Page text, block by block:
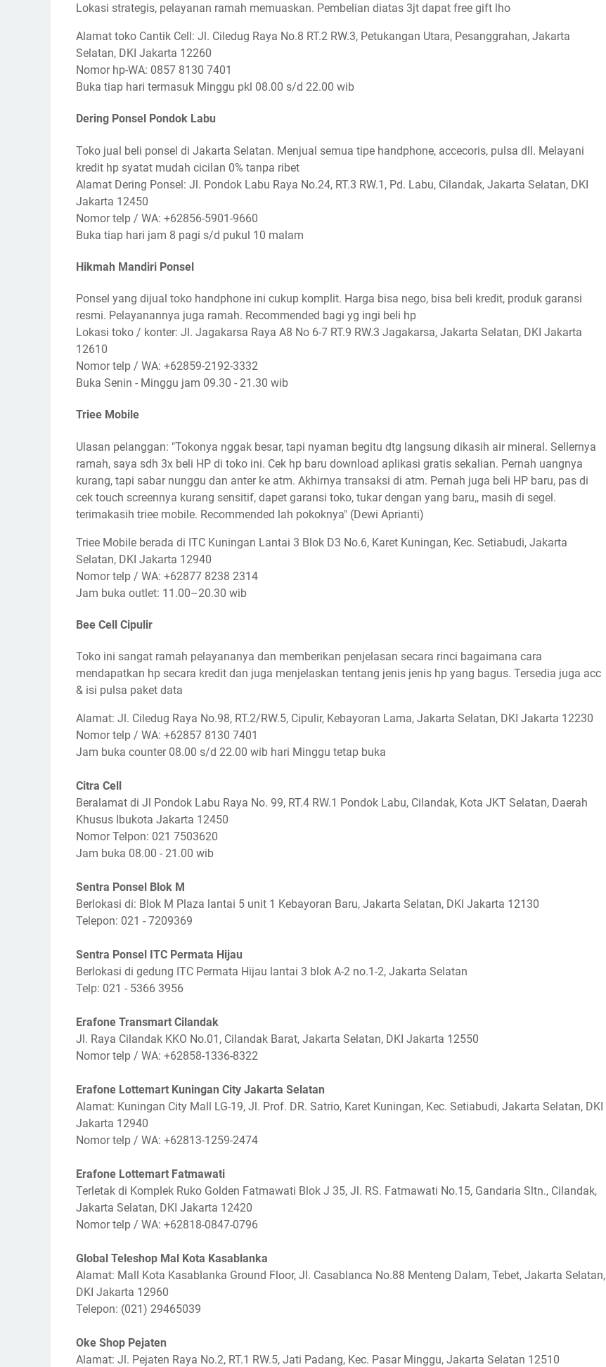
Lokasi strategis, pelayanan ramah memuaskan. Pembelian diatas 3jt dapat free gift lho
Alamat toko Cantik Cell: Jl. Ciledug Raya No.8 RT.2 RW.3, Petukangan Utara, Pesanggrahan, Jakarta
Selatan, DKI Jakarta 12260
Nomor hp-WA: 0857 8130 7401
Buka tiap hari termasuk Minggu pkl 08.00 s/d 22.00 wib
Dering Ponsel Pondok Labu
Toko jual beli ponsel di Jakarta Selatan. Menjual semua tipe handphone, accecoris, pulsa dll. Melayani
kredit hp syatat mudah cicilan 0% tanpa ribet
Alamat Dering Ponsel: Jl. Pondok Labu Raya No.24, RT.3 RW.1, Pd. Labu, Cilandak, Jakarta Selatan, DKI
Jakarta 12450
Nomor telp / WA: +62856-5901-9660
Buka tiap hari jam 8 pagi s/d pukul 10 malam
Hikmah Mandiri Ponsel
Ponsel yang dijual toko handphone ini cukup komplit. Harga bisa nego, bisa beli kredit, produk garansi
resmi. Pelayanannya juga ramah. Recommended bagi yg ingi beli hp
Lokasi toko / konter: Jl. Jagakarsa Raya A8 No 6-7 RT.9 RW.3 Jagakarsa, Jakarta Selatan, DKI Jakarta
12610
Nomor telp / WA: +62859-2192-3332
Buka Senin - Minggu jam 09.30 - 21.30 wib
Triee Mobile
Ulasan pelanggan: "Tokonya nggak besar, tapi nyaman begitu dtg langsung dikasih air mineral. Sellernya
ramah, saya sdh 3x beli HP di toko ini. Cek hp baru download aplikasi gratis sekalian. Pernah uangnya
kurang, tapi sabar nunggu dan anter ke atm. Akhirnya transaksi di atm. Pernah juga beli HP baru, pas di
cek touch screennya kurang sensitif, dapet garansi toko, tukar dengan yang baru,, masih di segel.
terimakasih triee mobile. Recommended lah pokoknya" (Dewi Aprianti)
Triee Mobile berada di ITC Kuningan Lantai 3 Blok D3 No.6, Karet Kuningan, Kec. Setiabudi, Jakarta
Selatan, DKI Jakarta 12940
Nomor telp / WA: +62877 8238 2314
Jam buka outlet: 11.00–20.30 wib
Bee Cell Cipulir
Toko ini sangat ramah pelayananya dan memberikan penjelasan secara rinci bagaimana cara
mendapatkan hp secara kredit dan juga menjelaskan tentang jenis jenis hp yang bagus. Tersedia juga acc
& isi pulsa paket data
Alamat: Jl. Ciledug Raya No.98, RT.2/RW.5, Cipulir, Kebayoran Lama, Jakarta Selatan, DKI Jakarta 12230
Nomor telp / WA: +62857 8130 7401
Jam buka counter 08.00 s/d 22.00 wib hari Minggu tetap buka
Citra Cell
Beralamat di Jl Pondok Labu Raya No. 99, RT.4 RW.1 Pondok Labu, Cilandak, Kota JKT Selatan, Daerah
Khusus Ibukota Jakarta 12450
Nomor Telpon: 021 7503620
Jam buka 08.00 - 21.00 wib
Sentra Ponsel Blok M
Berlokasi di: Blok M Plaza lantai 5 unit 1 Kebayoran Baru, Jakarta Selatan, DKI Jakarta 12130
Telepon: 021 - 7209369
Sentra Ponsel ITC Permata Hijau
Berlokasi di gedung ITC Permata Hijau lantai 3 blok A-2 no.1-2, Jakarta Selatan
Telp: 021 - 5366 3956
Erafone Transmart Cilandak
Jl. Raya Cilandak KKO No.01, Cilandak Barat, Jakarta Selatan, DKI Jakarta 12550
Nomor telp / WA: +62858-1336-8322
Erafone Lottemart Kuningan City Jakarta Selatan
Alamat: Kuningan City Mall LG-19, Jl. Prof. DR. Satrio, Karet Kuningan, Kec. Setiabudi, Jakarta Selatan, DKI
Jakarta 12940
Nomor telp / WA: +62813-1259-2474
Erafone Lottemart Fatmawati
Terletak di Komplek Ruko Golden Fatmawati Blok J 35, Jl. RS. Fatmawati No.15, Gandaria Sltn., Cilandak,
Jakarta Selatan, DKI Jakarta 12420
Nomor telp / WA: +62818-0847-0796
Global Teleshop Mal Kota Kasablanka
Alamat: Mall Kota Kasablanka Ground Floor, Jl. Casablanca No.88 Menteng Dalam, Tebet, Jakarta Selatan,
DKI Jakarta 12960
Telepon: (021) 29465039
Oke Shop Pejaten
Alamat: Jl. Pejaten Raya No.2, RT.1 RW.5, Jati Padang, Kec. Pasar Minggu, Jakarta Selatan 12510